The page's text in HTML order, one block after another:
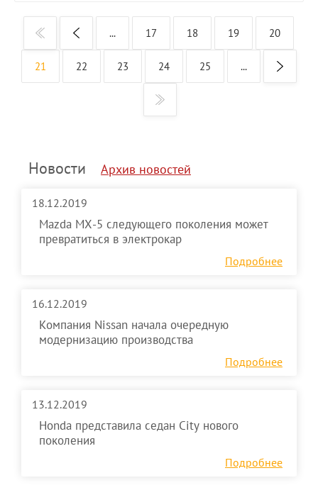
... 17 18 19 20
21 22 23 24 25 ...
Новости Архив новостей
18.12.2019
Mazda MX-5 следующего поколения может
превратиться в электрокар
Подробнее
16.12.2019
Компания Nissan начала очередную
модернизацию производства
Подробнее
13.12.2019
Honda представила седан City нового
поколения
Подробнее